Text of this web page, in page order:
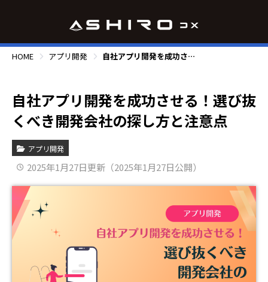
HOME アプリ開発 自社アプリ開発を成功させる！選び抜くべき開発会社の探し方と注意点
自社アプリ開発を成功させる！選び抜
くべき開発会社の探し方と注意点
アプリ開発
2025年1月27日更新（2025年1月27日公開）